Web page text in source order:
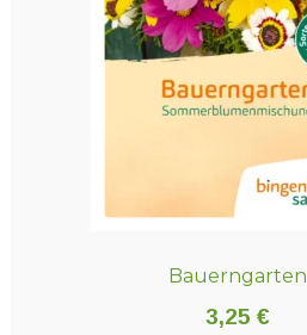
Bauerngarten
3,25 €